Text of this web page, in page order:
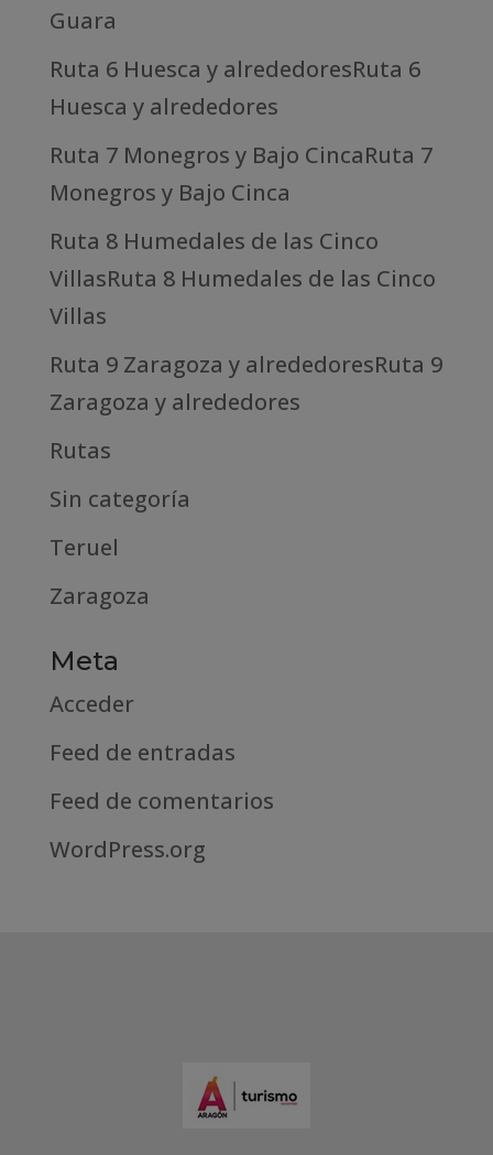
Guara
Ruta 6 Huesca y alrededoresRuta 6
Huesca y alrededores
Ruta 7 Monegros y Bajo CincaRuta 7
Monegros y Bajo Cinca
Ruta 8 Humedales de las Cinco
VillasRuta 8 Humedales de las Cinco
Villas
Ruta 9 Zaragoza y alrededoresRuta 9
Zaragoza y alrededores
Rutas
Sin categoría
Teruel
Zaragoza
Meta
Acceder
Feed de entradas
Feed de comentarios
WordPress.org